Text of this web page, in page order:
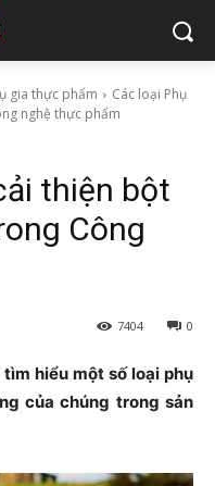
gia thực phẩm
Các loại Phụ
nghệ thực phẩm
thiện bột
Công
0
7404
hiểu một số loại phụ
của chúng trong sản